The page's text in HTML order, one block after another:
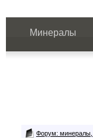
Минералы
Форум: минералы,